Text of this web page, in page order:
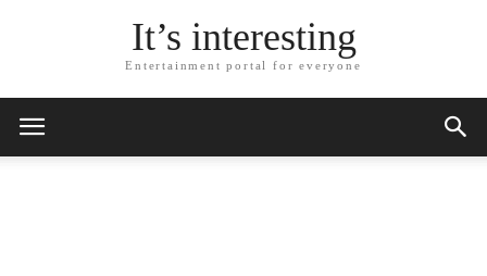
It’s interesting
Entertainment portal for everyone